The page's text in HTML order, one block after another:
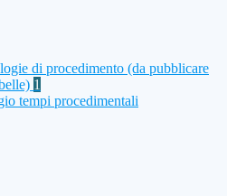
di procedimento (da pubblicare
1
tempi procedimentali